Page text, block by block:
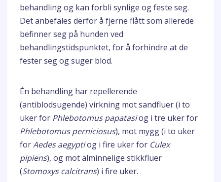
behandling og kan forbli synlige og feste seg.
Det anbefales derfor å fjerne flått som allerede
befinner seg på hunden ved
behandlingstidspunktet, for å forhindre at de
fester seg og suger blod.
Én behandling har repellerende
(antiblodsugende) virkning mot sandfluer (i to
uker for Phlebotomus papatasiog i tre uker for
Phlebotomus perniciosus), mot mygg (i to uker
forAedes aegyptiog i fire uker for Culex
pipiens), og mot alminnelige stikkfluer
(Stomoxys calcitrans) i fire uker.